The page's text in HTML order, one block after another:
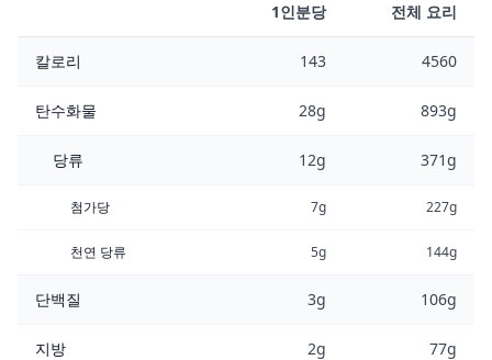
1인분당 전체 요리
칼로리 143 4560
탄수화물 28g 893g
당류 12g 371g
첨가당 7g 227g
천연 당류 5g 144g
단백질 3g 106g
지방 2g 77g